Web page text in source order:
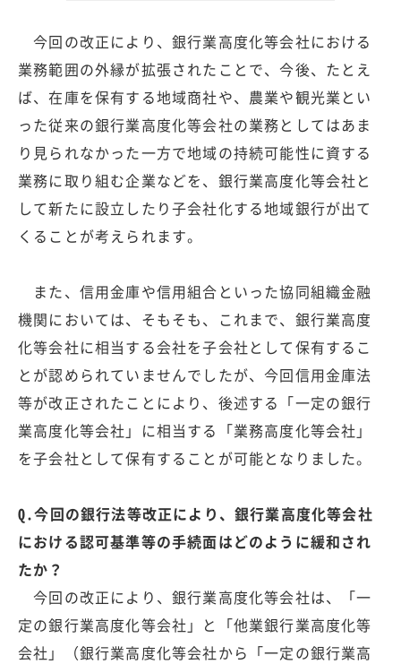
今回の改正により、銀行業高度化等会社における
業務範囲の外縁が拡張されたことで、今後、たとえ
ば、在庫を保有する地域商社や、農業や観光業とい
った従来の銀行業高度化等会社の業務としてはあま
り見られなかった一方で地域の持続可能性に資する
業務に取り組む企業などを、銀行業高度化等会社と
して新たに設立したり子会社化する地域銀行が出て
くることが考えられます。
また、信用金庫や信用組合といった協同組織金融
機関においては、そもそも、これまで、銀行業高度
化等会社に相当する会社を子会社として保有するこ
とが認められていませんでしたが、今回信用金庫法
等が改正されたことにより、後述する「一定の銀行
業高度化等会社」に相当する「業務高度化等会社」
を子会社として保有することが可能となりました。
Q.今回の銀行法等改正により、銀行業高度化等会社
における認可基準等の手続面はどのように緩和され
たか？
今回の改正により、銀行業高度化等会社は、「一
定の銀行業高度化等会社」と「他業銀行業高度化等
会社」（銀行業高度化等会社から「一定の銀行業高